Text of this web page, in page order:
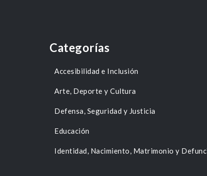
Categorías
Accesibilidad e Inclusión
Arte, Deporte y Cultura
Defensa, Seguridad y Justicia
Educación
Identidad, Nacimiento, Matrimonio y